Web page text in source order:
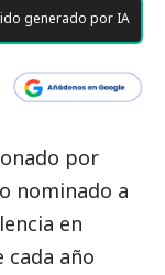
generado por IA
por
nominado a
en
año